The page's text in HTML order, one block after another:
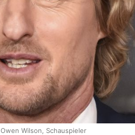
Owen Wilson, Schauspieler